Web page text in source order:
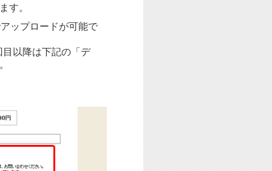
す。
ップロードが可能で
以降は下記の「デ